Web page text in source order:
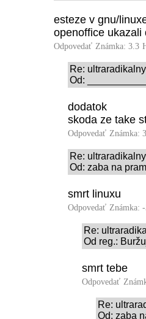
esteze v gnu/
openoffice ukazali
Odpovedať Známka: 3.3
Re:
Od:
dodatok
skoda ze take
Odpovedať Známka:
Re:
Od: zaba na
smrt linuxu
Odpovedať Známka:
Re:
Od reg.:
smrt tebe
Odpovedať
Re:
Od: zaba